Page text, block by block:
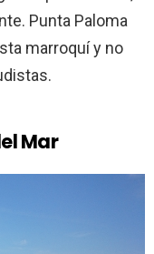
Punta Paloma
marroquí y no
Mar